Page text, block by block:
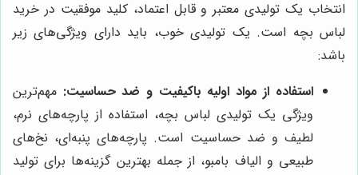
انتخاب یک تولیدی معتبر و قابل اعتماد، کلید موفقیت در خرید
لباس بچه است. یک تولیدی خوب، باید دارای ویژگی‌های زیر
باشد:
استفاده از مواد اولیه باکیفیت و ضد حساسیت: مهم‌ترین
ویژگی یک تولیدی لباس بچه، استفاده از پارچه‌های نرم،
لطیف و ضد حساسیت است. پارچه‌های پنبه‌ای، نخ‌های
طبیعی و الیاف بامبو، از جمله بهترین گزینه‌ها برای تولید